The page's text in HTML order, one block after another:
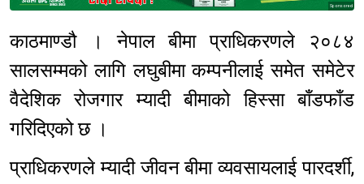
Sponsored
काठमाण्डौ । नेपाल बीमा प्राधिकरणले २०८४
सालसम्मको लागि लघुबीमा कम्पनीलाई समेत समेटेर
वैदेशिक रोजगार म्यादी बीमाको हिस्सा बाँडफाँड
गरिदिएको छ ।
प्राधिकरणले म्यादी जीवन बीमा व्यवसायलाई पारदर्शी,